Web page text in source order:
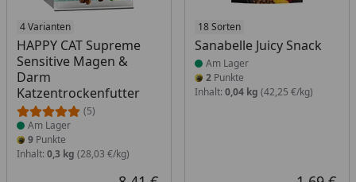
4 Varianten
HAPPY CAT Supreme
Sensitive Magen &
Darm
Katzentrockenfutter
(5)
Produkt am Lager
Am Lager
9 Punkte
Inhalt: 0,3 kg (28,03 €/kg)
18 Sorten
Sanabelle Juicy Snack
Produkt am Lager
Am Lager
2Punkte
Inhalt: 0,04 kg (42,25 €/kg)